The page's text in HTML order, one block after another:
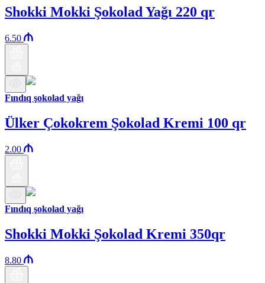
Shokki Mokki Şokolad Yağı 220 qr
6.50
Fındıq şokolad yağı
Ülker Çokokrem Şokolad Kremi 100 qr
2.00
Fındıq şokolad yağı
Shokki Mokki Şokolad Kremi 350qr
8.80